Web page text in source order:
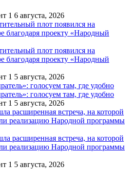
1 6 августа, 2026
плот появился на
благодаря проекту «Народный
плот появился на
благодаря проекту «Народный
1 5 августа, 2026
голосуем там, где удобно
голосуем там, где удобно
1 5 августа, 2026
расширенная встреча, на которой
реализацию Народной программы
расширенная встреча, на которой
реализацию Народной программы
1 5 августа, 2026